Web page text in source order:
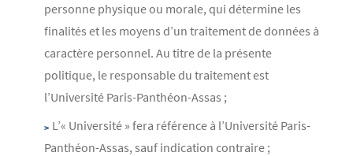
personne physique ou morale, qui détermine les
finalités et les moyens d’un traitement de données à
caractère personnel. Au titre de la présente
politique, le responsable du traitement est
l’Université Paris-Panthéon-Assas ;
L’« Université » fera référence à l’Université Paris-
Panthéon-Assas, sauf indication contraire ;